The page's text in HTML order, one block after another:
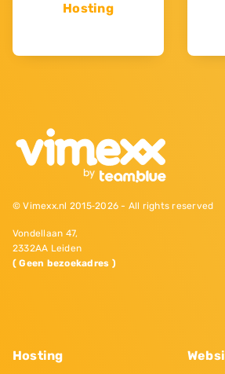
Hosting
© Vimexx.nl 2015‐2026 - All rights reserved
Vondellaan 47,
2332AA Leiden
( Geen bezoekadres )
Hosting